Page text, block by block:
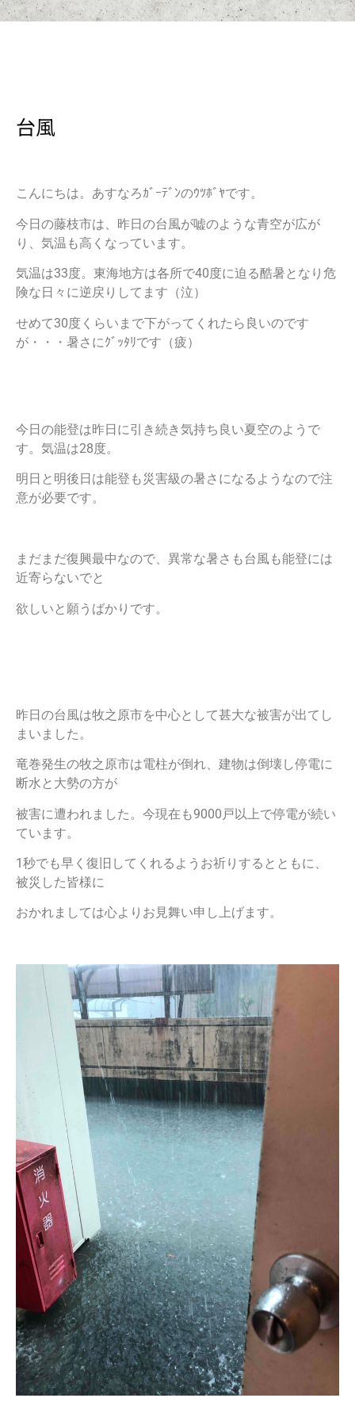
台風
こんにちは。あすなろｶﾞｰﾃﾞﾝのｳﾂﾎﾞﾔです。
今日の藤枝市は、昨日の台風が嘘のような青空が広が
り、気温も高くなっています。
気温は33度。東海地方は各所で40度に迫る酷暑となり危
険な日々に逆戻りしてます（泣）
せめて30度くらいまで下がってくれたら良いのです
が・・・暑さにｸﾞｯﾀﾘです（疲）
今日の能登は昨日に引き続き気持ち良い夏空のようで
す。気温は28度。
明日と明後日は能登も災害級の暑さになるようなので注
意が必要です。
まだまだ復興最中なので、異常な暑さも台風も能登には
近寄らないでと
欲しいと願うばかりです。
昨日の台風は牧之原市を中心として甚大な被害が出てし
まいました。
竜巻発生の牧之原市は電柱が倒れ、建物は倒壊し停電に
断水と大勢の方が
被害に遭われました。今現在も9000戸以上で停電が続い
ています。
1秒でも早く復旧してくれるようお祈りするとともに、
被災した皆様に
おかれましては心よりお見舞い申し上げます。